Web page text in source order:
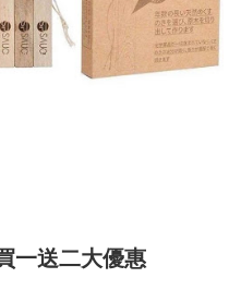
一送二大優惠